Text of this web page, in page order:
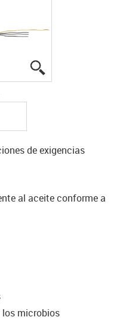
de exigencias
al aceite conforme a
los microbios